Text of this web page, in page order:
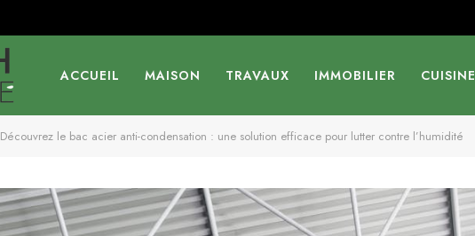
ACCUEIL MAISON TRAVAUX IMMOBILIER CUISINE
Découvrez le bac acier anti-condensation : une solution efficace pour lutter contre l’humidité